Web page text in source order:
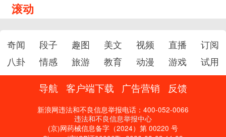
滚动
奇闻 段子 趣图 美文 视频 直播
订阅
八卦
情感 旅游 教育 动漫 游戏 试用
导航 客户端下载 广告营销 反馈
新浪网违法和不良信息举报电话：400-052-0066
违法和不良信息举报中心
(京)网药械信息备字（2024）第 00220 号